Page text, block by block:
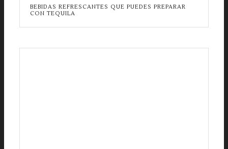
BEBIDAS REFRESCANTES QUE PUEDES PREPARAR
CON TEQUILA